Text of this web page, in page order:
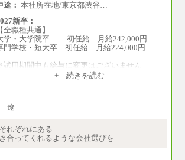
途： 本社所在地/東京都渋谷…
新卒：
【全職種共通】
学・大学院卒 初任給 月給242,000円
門学校・短大卒 初任給 月給224,000円
用期間中も給与に変更はございません
終学歴に応じ、上記新卒給与（高卒の場合
どを考慮して算定した調整手当を加算した額
※試用期間中も給与に変更はございません
+ 続きを読む
れぞれにある
合ってくれるような会社選びを